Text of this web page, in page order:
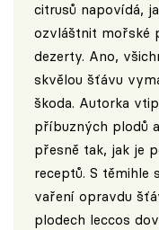
citrusů napovídá,
ozvláštnit mořské
dezerty. Ano,
skvělou šťávu
škoda. Autorka
příbuzných plodů
přesně tak, jak je
receptů. S těmihle
vaření opravdu
plodech leccos